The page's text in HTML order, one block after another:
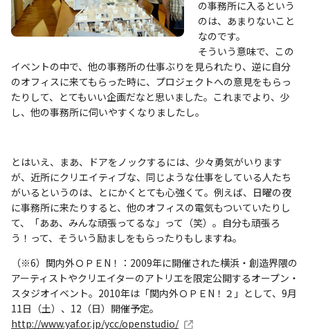
の事務所に入るという
のは、あまりないこと
なのです。
そういう意味で、この
イベントの中で、他の事務所の仕事ぶりを見られたり、逆に自分
のオフィスに来てもらった時に、プロジェクトへの意見をもらっ
たりして、とてもいい企画だなと思いました。これまでより、少
し、他の事務所に伺いやすくなりましたし。
とはいえ、まあ、ドアをノックするには、少々勇気がいります
が、近所にクリエイティブな、同じような仕事をしている人たち
がいるというのは、とにかくとても心強くて。例えば、日曜の夜
に事務所に来たりすると、他のオフィスの電気もついていたりし
て、「ああ、みんな頑張ってるな」って（笑）。自分も頑張ろ
う！って、そういう励ましをもらったりもしますね。
（※6）関内外ＯＰＥN！：2009年に開催された横浜・創造界隈の
アーティストやクリエイターのアトリエを限定公開するオープン・
スタジオイベント。2010年は「関内外ＯＰＥN！２」として、9月
11日（土）、12（日）開催予定。
http://www.yaf.or.jp/ycc/openstudio/